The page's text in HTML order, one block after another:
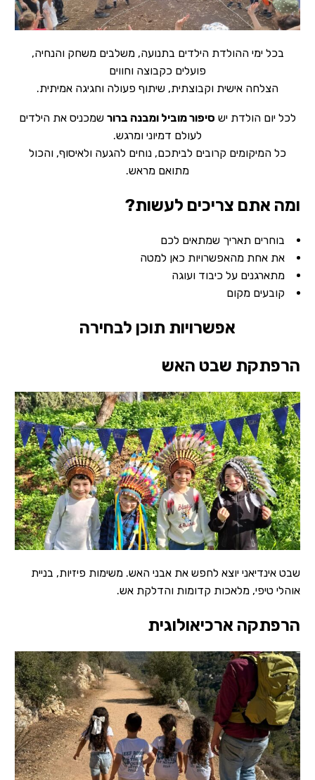
בכל ימי ההולדת הילדים בתנועה, משלבים משחק והנחיה,
פועלים כקבוצה וחווים
הצלחה אישית וקבוצתית, שיתוף פעולה וחגיגה אמיתית.
לכל יום הולדת יש סיפור מוביל ומבנה ברור שמכניס את הילדים
לעולם דמיוני ומרגש.
כל המיקומים קרובים לביתכם, נוחים להגעה ולאיסוף, והכול
מתואם מראש.
ומה אתם צריכים לעשות?
בוחרים תאריך שמתאים לכם
את אחת מהאפשרויות כאן למטה
מתארגנים על כיבוד ועוגה
קובעים מקום
אפשרויות תוכן לבחירה
הרפתקת שבט האש
שבט אינדיאני יוצא לחפש את אבני האש. משימות פיזיות, בניית
אוהלי טיפי, מלאכות קדומות והדלקת אש.
הרפתקה ארכיאולוגית